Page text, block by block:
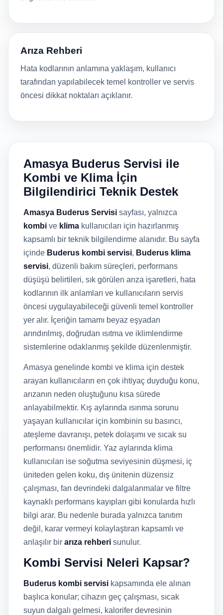
Arıza Rehberi
Hata kodlarının anlamına yaklaşım, kullanıcı
tarafından yapılabilecek temel kontroller ve servis
öncesi dikkat noktaları açıklanır.
Amasya Buderus Servisi ile
Kombi ve Klima İçin
Bilgilendirici Teknik Destek
Amasya Buderus Servisi sayfası, yalnızca
kombi ve klima kullanıcıları için hazırlanmış
kapsamlı bir teknik bilgilendirme alanıdır. Bu sayfa
içinde Buderus kombi servisi, Buderus klima
servisi, düzenli bakım süreçleri, performans
düşüşü belirtileri, sık görülen arıza işaretleri, hata
kodlarının ilk anlamları ve kullanıcıların servis
öncesi uygulayabileceği güvenli temel kontroller
yer alır. İçeriğin tamamı beyaz eşyadan
arındırılmış, doğrudan ısıtma ve iklimlendirme
sistemlerine odaklanmış şekilde düzenlenmiştir.
Amasya genelinde kombi ve klima için destek
arayan kullanıcıların en çok ihtiyaç duyduğu konu,
arızanın neden oluştuğunu kısa sürede
anlayabilmektir. Kış aylarında ısınma sorunu
yaşayan kullanıcılar için kombinin su basıncı,
ateşleme davranışı, petek dolaşımı ve sıcak su
performansı önemlidir. Yaz aylarında klima
kullanıcıları ise soğutma seviyesinin düşmesi, iç
üniteden gelen koku, dış ünitenin düzensiz
çalışması, fan devrindeki dalgalanmalar ve filtre
kaynaklı performans kayıpları gibi konularda hızlı
bilgi arar. Bu nedenle burada yalnızca tanıtım
değil, karar vermeyi kolaylaştıran kapsamlı ve
anlaşılır bir arıza rehberi sunulur.
Kombi Servisi Neleri Kapsar?
Buderus kombi servisi kapsamında ele alınan
başlıca konular; cihazın geç çalışması, sıcak
suyun dalgalı gelmesi, kalorifer devresinin